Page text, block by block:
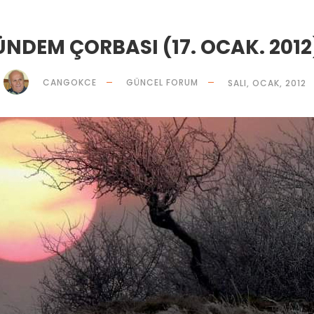
ÇORBASI (17. OCAK.
CANGOKCE GÜNCEL FORUM SALI, OCAK, 2012